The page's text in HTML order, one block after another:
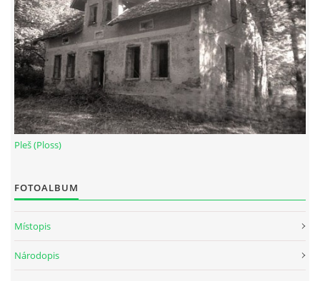
Pleš (Ploss)
FOTOALBUM
Místopis
Národopis